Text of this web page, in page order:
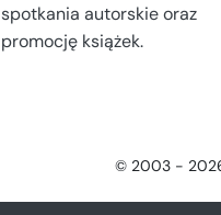
spotkania autorskie oraz
promocję książek.
© 2003 -